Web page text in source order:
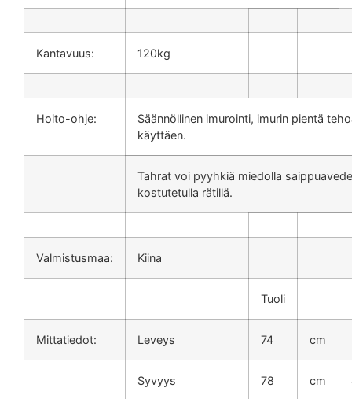
Kantavuus: 120kg
Hoito-ohje:
Säännöllinen imurointi, imurin pientä
käyttäen.
Tahrat voi pyyhkiä miedolla
kostutetulla rätillä.
Valmistusmaa: Kiina
Tuoli
Mittatiedot: Leveys 74 cm
Syvyys 78 cm